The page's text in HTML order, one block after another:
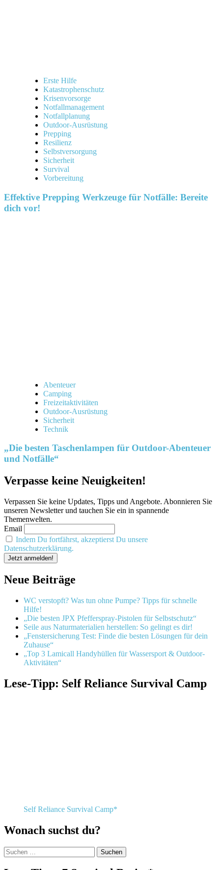
Erste Hilfe
Katastrophenschutz
Krisenvorsorge
Notfallmanagement
Notfallplanung
Outdoor-Ausrüstung
Prepping
Resilienz
Selbstversorgung
Sicherheit
Survival
Vorbereitung
Effektive Prepping Werkzeuge für Notfälle: Bereite
dich vor!
Abenteuer
Camping
Freizeitaktivitäten
Outdoor-Ausrüstung
Sicherheit
Technik
„Die besten Taschenlampen für Outdoor-Abenteuer
und Notfälle“
Verpasse keine Neuigkeiten!
Verpassen Sie keine Updates, Tipps und Angebote. Abonnieren Sie
unseren Newsletter und tauchen Sie ein in spannende
Themenwelten.
Email
Indem Du fortfährst, akzeptierst Du unsere
Datenschutzerklärung.
Neue Beiträge
WC verstopft? Was tun ohne Pumpe? Tipps für schnelle
Hilfe!
„Die besten JPX Pfefferspray-Pistolen für Selbstschutz“
Seile aus Naturmaterialien herstellen: So gelingt es dir!
„Fenstersicherung Test: Finde die besten Lösungen für dein
Zuhause“
„Top 3 Lamicall Handyhüllen für Wassersport & Outdoor-
Aktivitäten“
Lese-Tipp: Self Reliance Survival Camp
Self Reliance Survival Camp*
Wonach suchst du?
Suchen
nach: